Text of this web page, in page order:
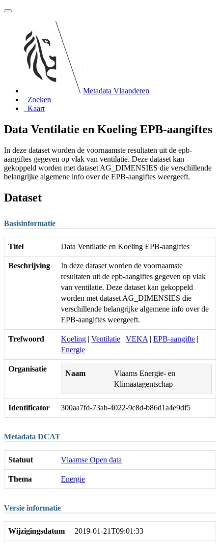
Metadata Vlaanderen
Zoeken
Kaart
Data Ventilatie en Koeling EPB-aangiftes
In deze dataset worden de voornaamste resultaten uit de epb-
aangiftes gegeven op vlak van ventilatie. Deze dataset kan
gekoppeld worden met dataset AG_DIMENSIES die verschillende
belangrijke algemene info over de EPB-aangiftes weergeeft.
Dataset
Basisinformatie
Titel Data Ventilatie en Koeling EPB-aangiftes
Beschrijving
In deze dataset worden de voornaamste
resultaten uit de epb-aangiftes gegeven op vlak
van ventilatie. Deze dataset kan gekoppeld
worden met dataset AG_DIMENSIES die
verschillende belangrijke algemene info over de
EPB-aangiftes weergeeft.
Trefwoord Koeling | Ventilatie | VEKA | EPB-aangifte |
Energie
Organisatie
Naam
Vlaams Energie- en
Klimaatagentschap
Identificator 300aa7fd-73ab-4022-9c8d-b86d1a4e9df5
Metadata DCAT
Statuut Vlaamse Open data
Thema Energie
Versie informatie
Wijzigingsdatum 2019-01-21T09:01:33